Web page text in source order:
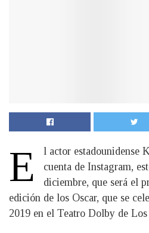
E
l actor estadounidense
cuenta de Instagram,
diciembre, que será el
edición de los Oscar, que se
2019 en el Teatro Dolby de